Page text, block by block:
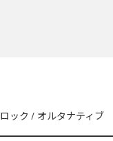
ロック / オルタナティブ